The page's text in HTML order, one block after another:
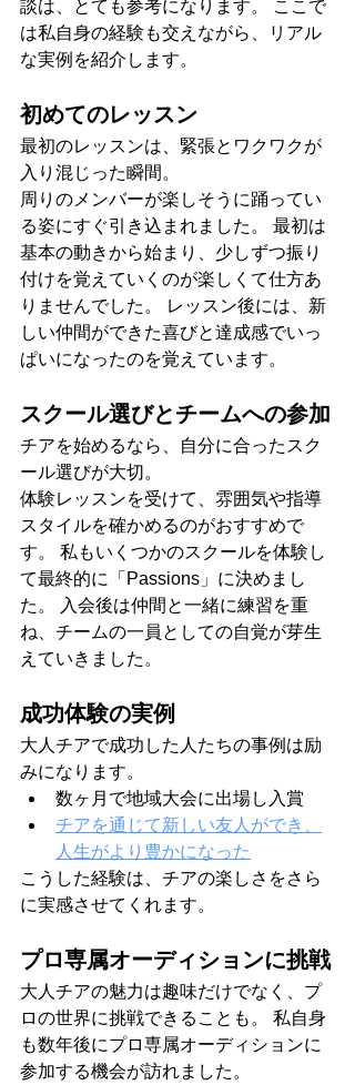
談は、とても参考になります。 ここで
は私自身の経験も交えながら、リアル
な実例を紹介します。
初めてのレッスン
最初のレッスンは、緊張とワクワクが
入り混じった瞬間。
周りのメンバーが楽しそうに踊ってい
る姿にすぐ引き込まれました。 最初は
基本の動きから始まり、少しずつ振り
付けを覚えていくのが楽しくて仕方あ
りませんでした。 レッスン後には、新
しい仲間ができた喜びと達成感でいっ
ぱいになったのを覚えています。
スクール選びとチームへの参加
チアを始めるなら、自分に合ったスク
ール選びが大切。
体験レッスンを受けて、雰囲気や指導
スタイルを確かめるのがおすすめで
す。 私もいくつかのスクールを体験し
て最終的に「Passions」に決めまし
た。 入会後は仲間と一緒に練習を重
ね、チームの一員としての自覚が芽生
えていきました。
成功体験の実例
大人チアで成功した人たちの事例は励
みになります。
数ヶ月で地域大会に出場し入賞
チアを通じて新しい友人ができ、
人生がより豊かになった
こうした経験は、チアの楽しさをさら
に実感させてくれます。
プロ専属オーディションに挑戦
大人チアの魅力は趣味だけでなく、プ
ロの世界に挑戦できることも。 私自身
も数年後にプロ専属オーディションに
参加する機会が訪れました。